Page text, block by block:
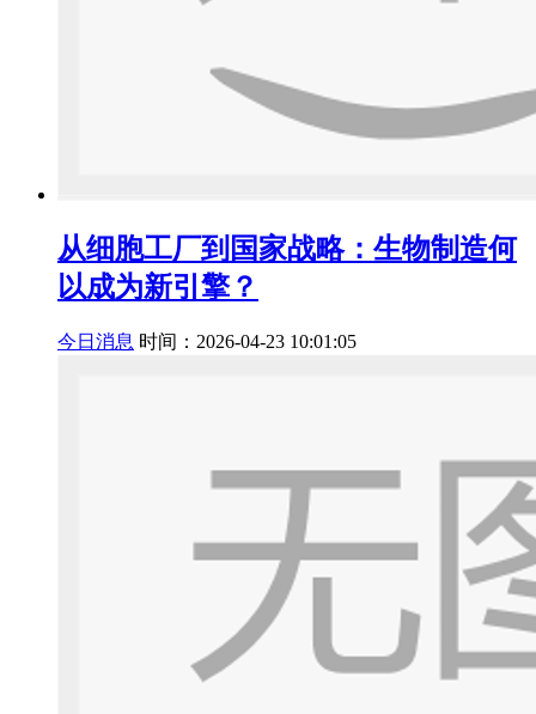
从细胞工厂到国家战略：生物制造何
以成为新引擎？
今日消息 时间：2026-04-23 10:01:05